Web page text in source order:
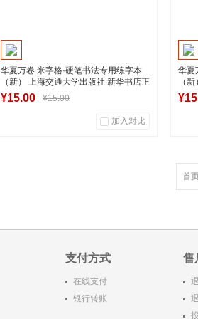
华夏万卷 米字格·硬笔书法专用练字本
（新） 上海交通大学出版社 新华书店正
版图书
¥15.00 ¥15.00
加入对比
华夏
（
版图
商
首
支付方式
在线支付
银行转账
售